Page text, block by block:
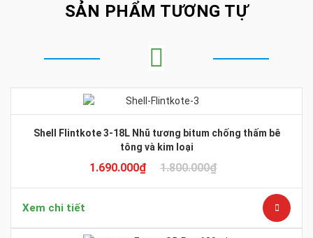
SẢN PHẨM TƯƠNG TỰ
Shell Flintkote 3-18L Nhũ tương bitum chống thấm bê
tông và kim loại
1.690.000₫ 1.800.000₫
Xem chi tiết